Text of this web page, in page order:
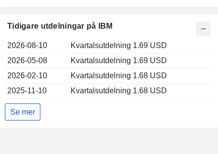
Tidigare utdelningar på IBM
2026-08-10
Kvartalsutdelning 1.69 USD
2026-05-08
Kvartalsutdelning 1.69 USD
2026-02-10
Kvartalsutdelning 1.68 USD
2025-11-10
Kvartalsutdelning 1.68 USD
Se mer